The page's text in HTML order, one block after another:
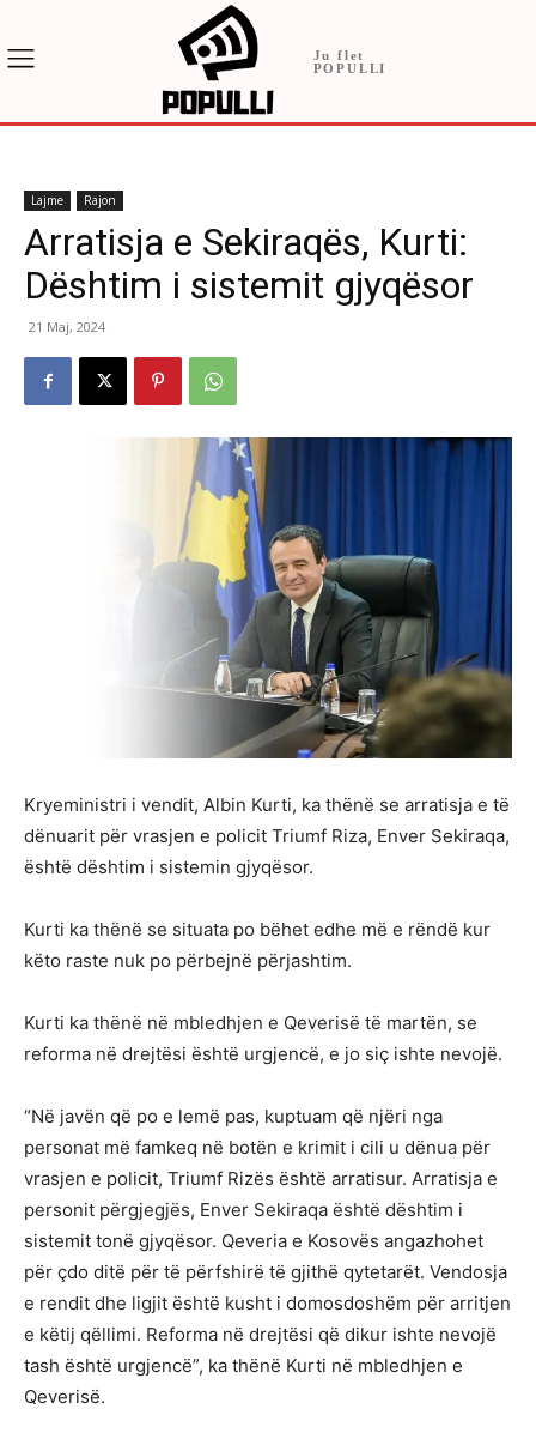
Ju flet
POPULLI
Lajme Rajon
Arratisja e Sekiraqës, Kurti:
Dështim i sistemit gjyqësor
21 Maj, 2024
Kryeministri i vendit, Albin Kurti, ka thënë se arratisja e të
dënuarit për vrasjen e policit Triumf Riza, Enver Sekiraqa,
është dështim i sistemin gjyqësor.
Kurti ka thënë se situata po bëhet edhe më e rëndë kur
këto raste nuk po përbejnë përjashtim.
Kurti ka thënë në mbledhjen e Qeverisë të martën, se
reforma në drejtësi është urgjencë, e jo siç ishte nevojë.
“Në javën që po e lemë pas, kuptuam që njëri nga
personat më famkeq në botën e krimit i cili u dënua për
vrasjen e policit, Triumf Rizës është arratisur. Arratisja e
personit përgjegjës, Enver Sekiraqa është dështim i
sistemit tonë gjyqësor. Qeveria e Kosovës angazhohet
për çdo ditë për të përfshirë të gjithë qytetarët. Vendosja
e rendit dhe ligjit është kusht i domosdoshëm për arritjen
e këtij qëllimi. Reforma në drejtësi që dikur ishte nevojë
tash është urgjencë”, ka thënë Kurti në mbledhjen e
Qeverisë.